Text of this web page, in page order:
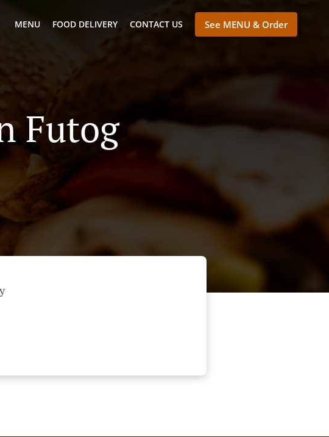
MENU FOOD DELIVERY CONTACT US See MENU & Order
Futog